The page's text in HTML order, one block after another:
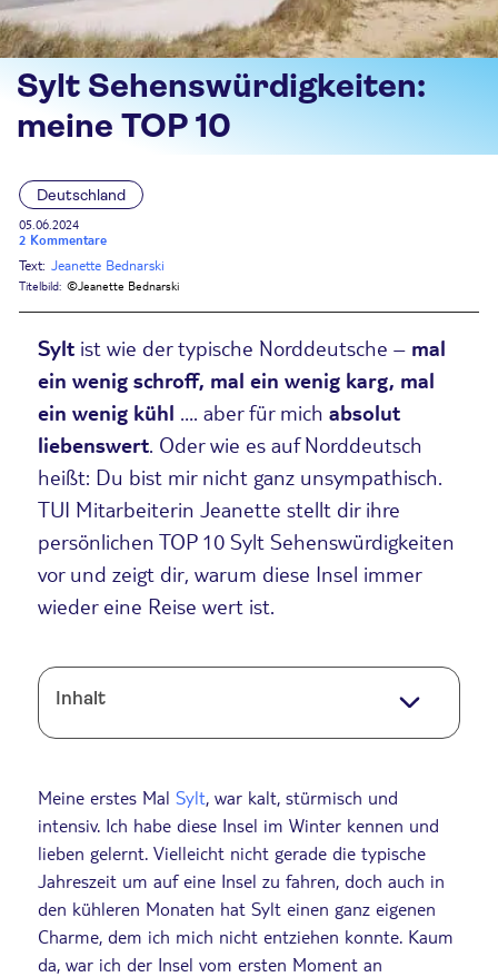
Sylt Sehenswürdigkeiten:
meine TOP 10
Deutschland
05.06.2024
2 Kommentare
Text: Jeanette Bednarski
Titelbild: ©Jeanette Bednarski
Sylt ist wie der typische Norddeutsche – mal
ein wenig schroff, mal ein wenig karg, mal
ein wenig kühl …. aber für mich absolut
liebenswert. Oder wie es auf Norddeutsch
heißt: Du bist mir nicht ganz unsympathisch.
TUI Mitarbeiterin Jeanette stellt dir ihre
persönlichen TOP 10 Sylt Sehenswürdigkeiten
vor und zeigt dir, warum diese Insel immer
wieder eine Reise wert ist.
Inhalt
Meine erstes Mal Sylt, war kalt, stürmisch und
intensiv. Ich habe diese Insel im Winter kennen und
lieben gelernt. Vielleicht nicht gerade die typische
Jahreszeit um auf eine Insel zu fahren, doch auch in
den kühleren Monaten hat Sylt einen ganz eigenen
Charme, dem ich mich nicht entziehen konnte. Kaum
da, war ich der Insel vom ersten Moment an